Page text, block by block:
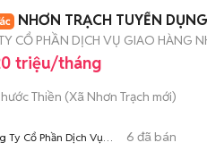
NHƠN TRẠCH TUYỂN
CỔ PHẦN DỊCH VỤ GIAO HÀNG
triệu/tháng
Thiền (Xã Nhơn Trạch mới)
Ty Cổ Phần Dịch Vụ
6 đã bán